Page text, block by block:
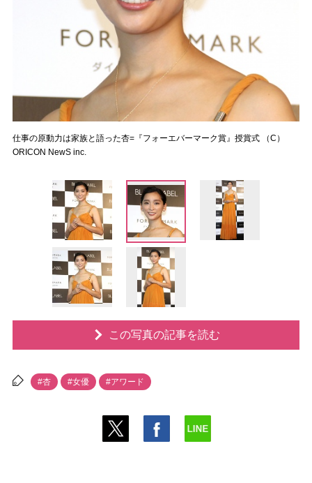
仕事の原動力は家族と語った杏=『フォーエバーマーク賞』授賞式 （C）
ORICON NewS inc.
この写真の記事を読む
#杏 #女優 #アワード